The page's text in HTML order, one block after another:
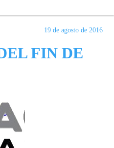
19 de agosto de 2016
FIN DE